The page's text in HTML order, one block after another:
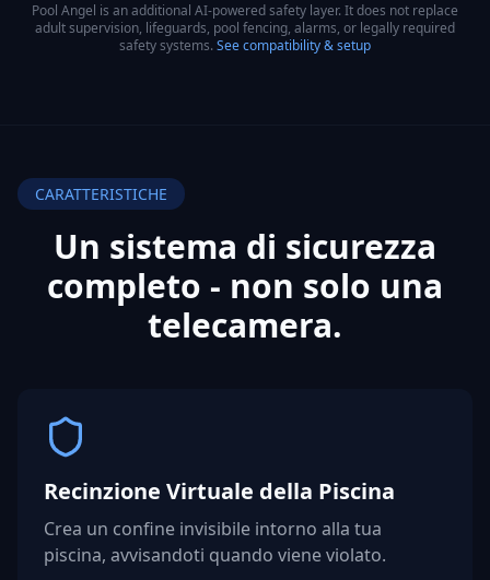
Pool Angel is an additional AI-powered safety layer. It does not replace
adult supervision, lifeguards, pool fencing, alarms, or legally required
safety systems. See compatibility & setup
CARATTERISTICHE
Un sistema di sicurezza
completo - non solo una
telecamera.
Recinzione Virtuale della Piscina
Crea un confine invisibile intorno alla tua
piscina, avvisandoti quando viene violato.